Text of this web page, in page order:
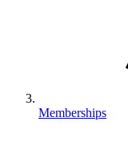
Memberships